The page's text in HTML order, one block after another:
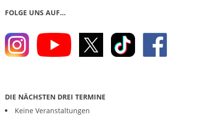
FOLGE UNS AUF…
DIE NÄCHSTEN DREI TERMINE
Keine Veranstaltungen